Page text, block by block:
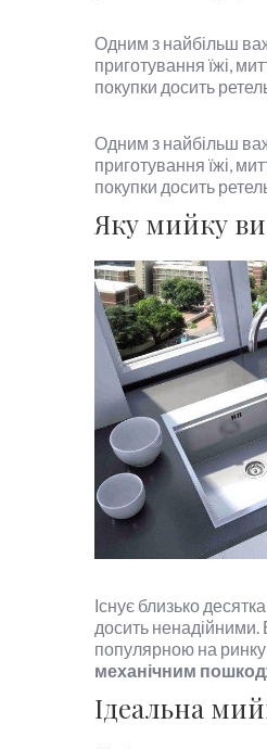
Одним з найбільш
приготування їжі,
покупки досить
Одним з найбільш
приготування їжі,
покупки досить
Яку мийку
Існує близько
досить ненадійними.
популярною на ринку
механічним
Ідеальна